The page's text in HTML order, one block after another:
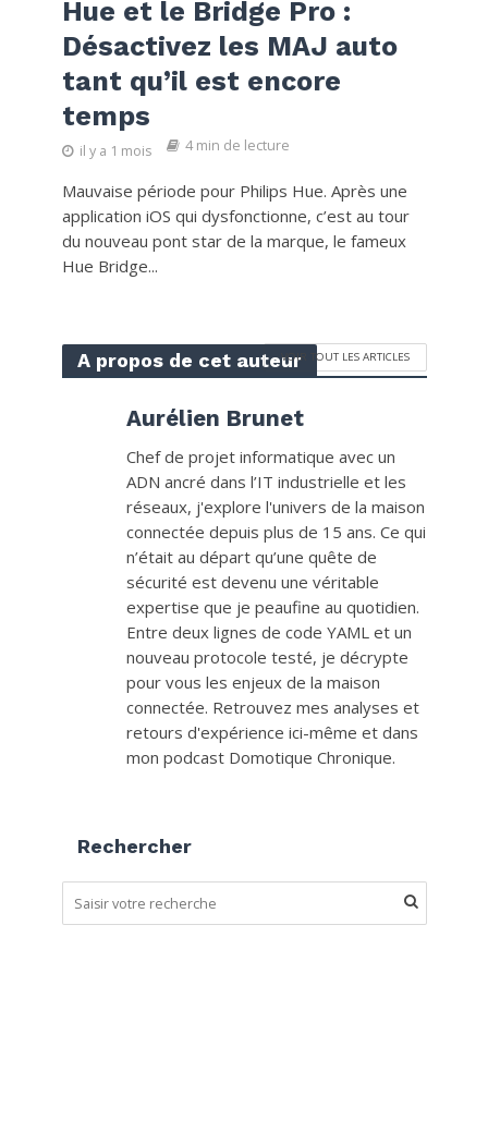
Hue et le Bridge Pro :
Désactivez les MAJ auto
tant qu’il est encore
temps
il y a 1 mois 4 min de lecture
Mauvaise période pour Philips Hue. Après une
application iOS qui dysfonctionne, c’est au tour
du nouveau pont star de la marque, le fameux
Hue Bridge...
A propos de cet auteurVOIR TOUT LES ARTICLES
Aurélien Brunet
Chef de projet informatique avec un
ADN ancré dans l’IT industrielle et les
réseaux, j'explore l'univers de la maison
connectée depuis plus de 15 ans. Ce qui
n’était au départ qu’une quête de
sécurité est devenu une véritable
expertise que je peaufine au quotidien.
Entre deux lignes de code YAML et un
nouveau protocole testé, je décrypte
pour vous les enjeux de la maison
connectée. Retrouvez mes analyses et
retours d'expérience ici-même et dans
mon podcast Domotique Chronique.
Rechercher